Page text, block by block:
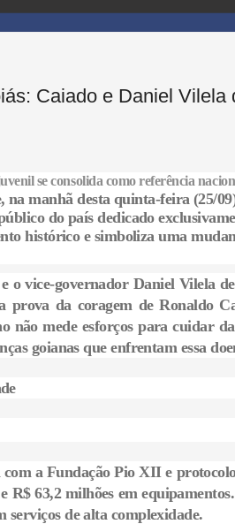
Caiado e Daniel Vilela
se consolida como referência
manhã desta quinta-feira (25/
do país dedicado
histórico e simboliza uma
vice-governador Daniel Vilela
da coragem de Ronaldo
mede esforços para cuidar
goianas que enfrentam essa
a Fundação Pio XII e
63,2 milhões em
serviços de alta complexidade.